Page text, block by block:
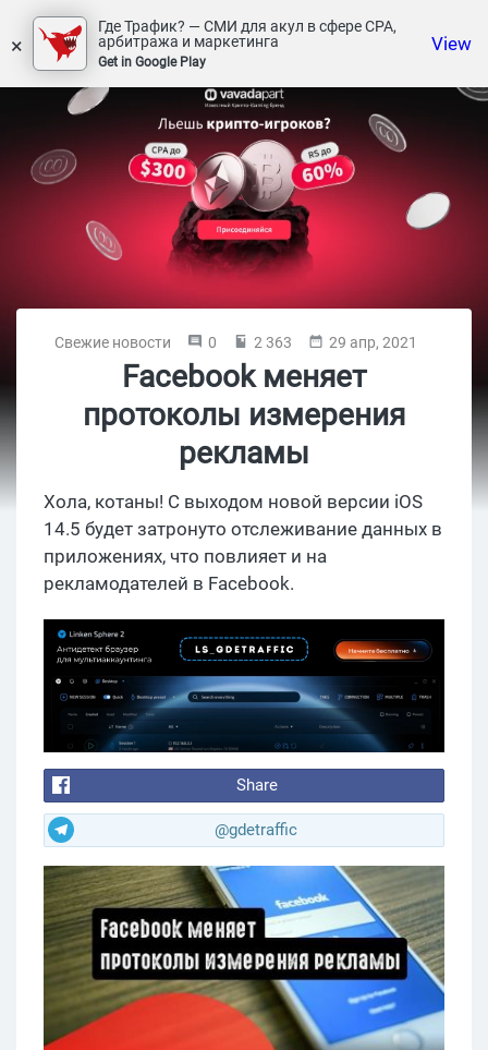
×
Где Трафик? — СМИ для акул в сфере СРА,
арбитража и маркетинга
Get in Google Play
View
Свежие новости 0 2 363 29 апр, 2021
Facebook меняет
протоколы измерения
рекламы
Хола, котаны! С выходом новой версии iOS
14.5 будет затронуто отслеживание данных в
приложениях, что повлияет и на
рекламодателей в Facebook.
Share
@gdetraffic